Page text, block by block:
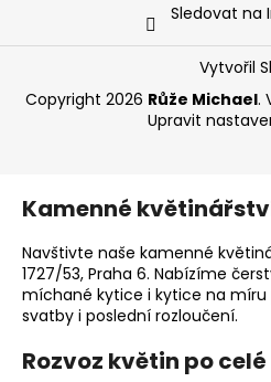
Sledovat na
Vytvořil
Copyright 2026 Růže Michael.
Upravit
Kamenné
Navštivte naše kamenné
1727/53, Praha 6. Nabízíme
míchané kytice i kytice na míru
svatby i poslední rozloučení.
Rozvoz květin po